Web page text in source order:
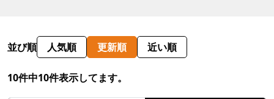
並び順 人気順 更新順 近い順
10件中10件表示してます。